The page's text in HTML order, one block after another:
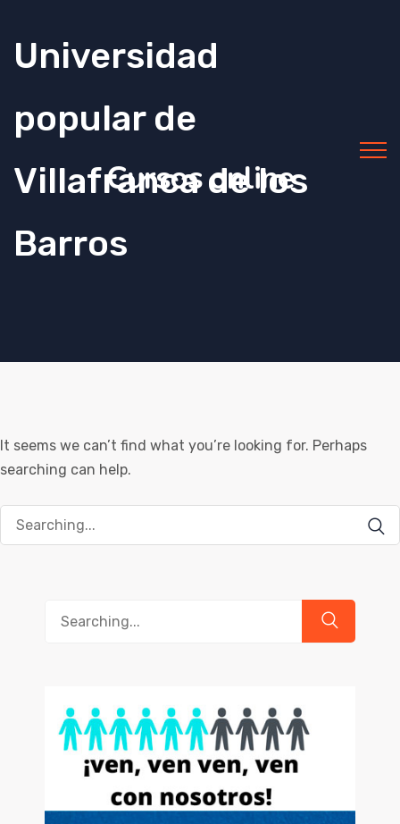
Universidad
popular de
Villafranca de los
Barros
Cursos online
It seems we can’t find what you’re looking for. Perhaps
searching can help.
Search
for: